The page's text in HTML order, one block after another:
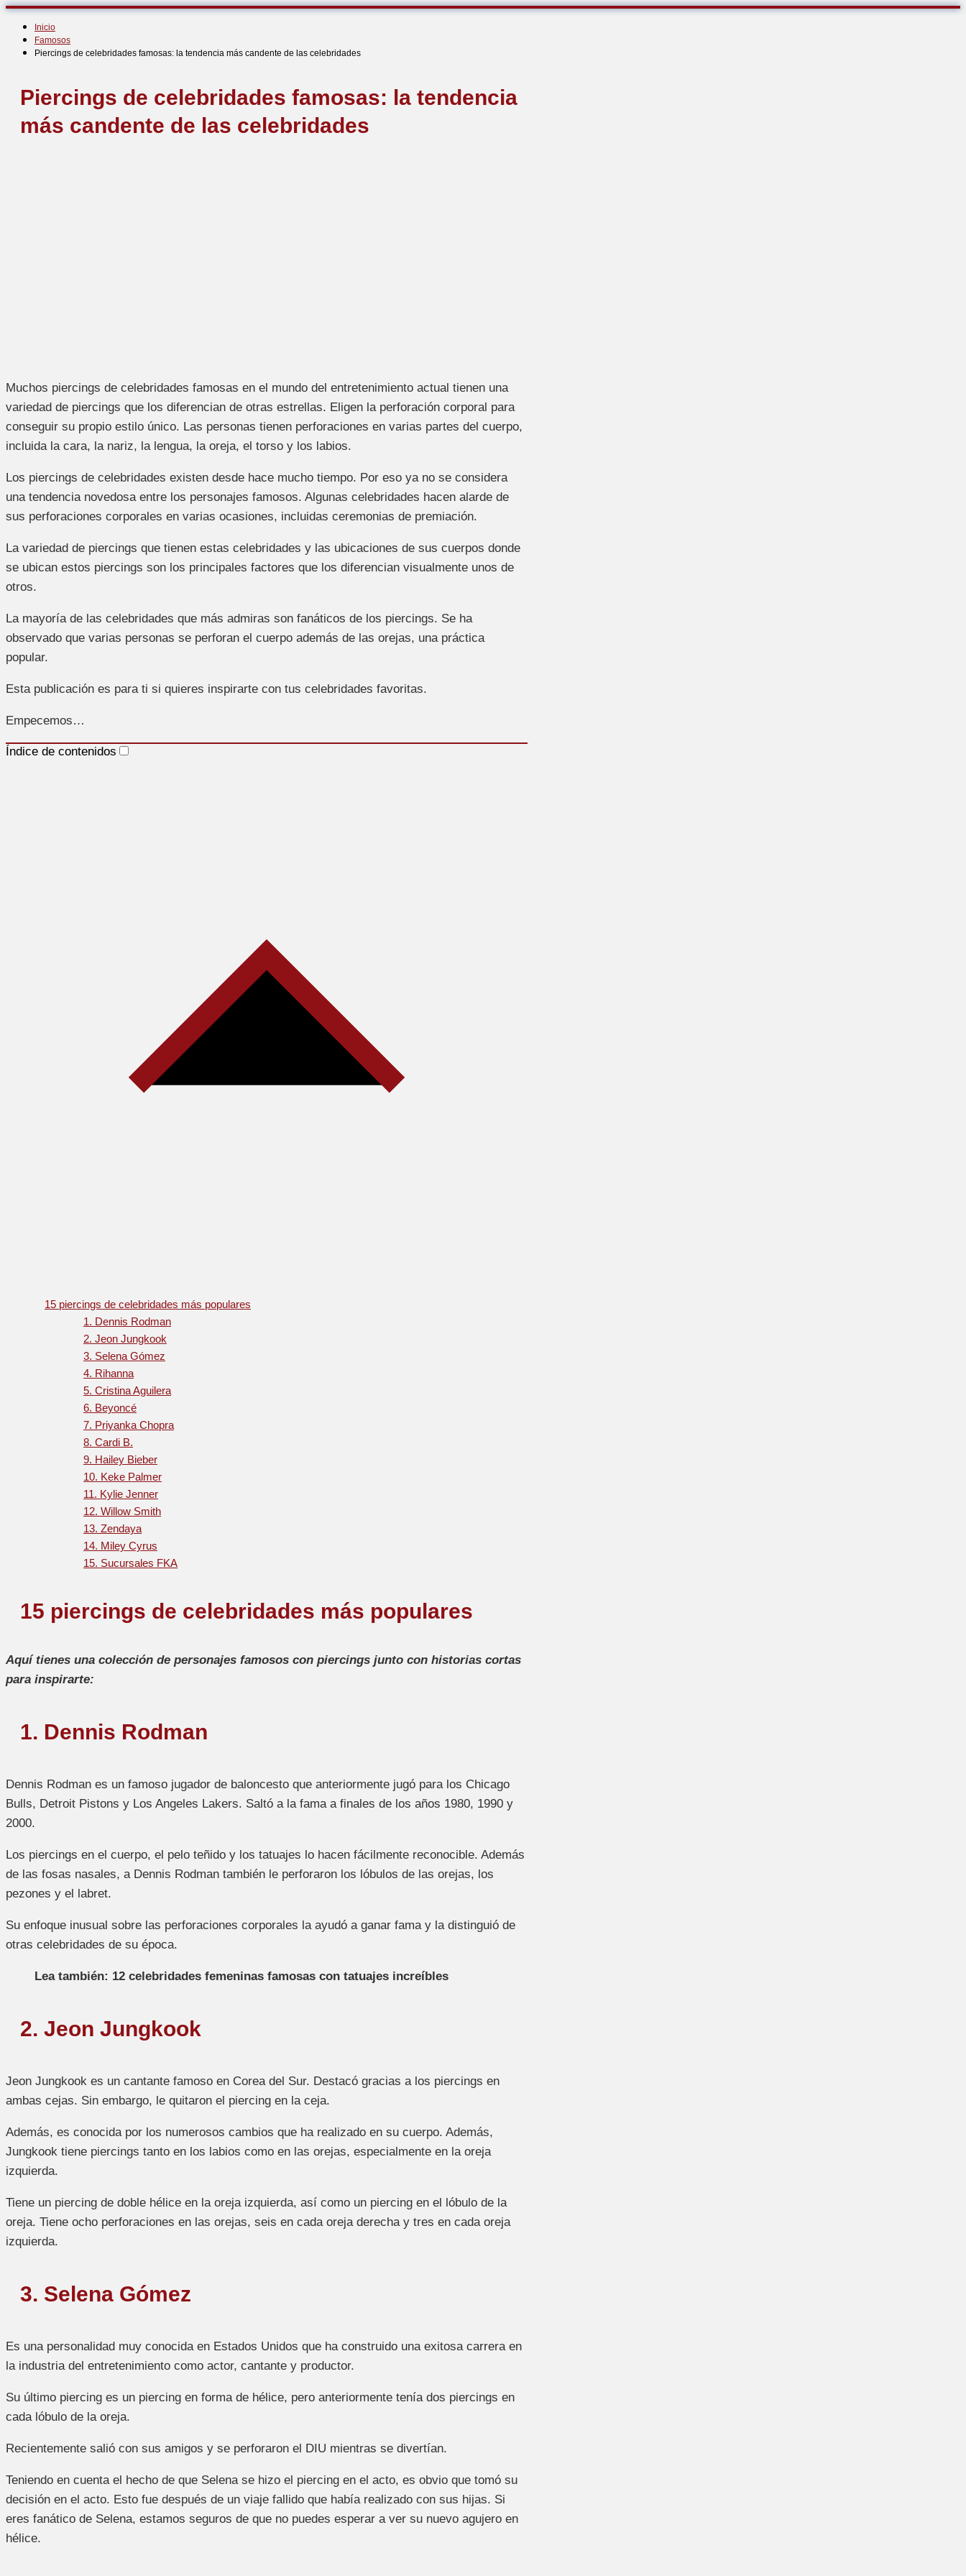
Inicio
Famosos
Piercings de celebridades famosas: la tendencia más candente de las celebridades
Piercings de celebridades famosas: la tendencia
más candente de las celebridades
Muchos piercings de celebridades famosas en el mundo del entretenimiento actual tienen una
variedad de piercings que los diferencian de otras estrellas. Eligen la perforación corporal para
conseguir su propio estilo único. Las personas tienen perforaciones en varias partes del cuerpo,
incluida la cara, la nariz, la lengua, la oreja, el torso y los labios.
Los piercings de celebridades existen desde hace mucho tiempo. Por eso ya no se considera
una tendencia novedosa entre los personajes famosos. Algunas celebridades hacen alarde de
sus perforaciones corporales en varias ocasiones, incluidas ceremonias de premiación.
La variedad de piercings que tienen estas celebridades y las ubicaciones de sus cuerpos donde
se ubican estos piercings son los principales factores que los diferencian visualmente unos de
otros.
La mayoría de las celebridades que más admiras son fanáticos de los piercings. Se ha
observado que varias personas se perforan el cuerpo además de las orejas, una práctica
popular.
Esta publicación es para ti si quieres inspirarte con tus celebridades favoritas.
Empecemos…
Índice de contenidos
15 piercings de celebridades más populares
1. Dennis Rodman
2. Jeon Jungkook
3. Selena Gómez
4. Rihanna
5. Cristina Aguilera
6. Beyoncé
7. Priyanka Chopra
8. Cardi B.
9. Hailey Bieber
10. Keke Palmer
11. Kylie Jenner
12. Willow Smith
13. Zendaya
14. Miley Cyrus
15. Sucursales FKA
15 piercings de celebridades más populares
Aquí tienes una colección de personajes famosos con piercings junto con historias cortas
para inspirarte:
1. Dennis Rodman
Dennis Rodman es un famoso jugador de baloncesto que anteriormente jugó para los Chicago
Bulls, Detroit Pistons y Los Angeles Lakers. Saltó a la fama a finales de los años 1980, 1990 y
2000.
Los piercings en el cuerpo, el pelo teñido y los tatuajes lo hacen fácilmente reconocible. Además
de las fosas nasales, a Dennis Rodman también le perforaron los lóbulos de las orejas, los
pezones y el labret.
Su enfoque inusual sobre las perforaciones corporales la ayudó a ganar fama y la distinguió de
otras celebridades de su época.
Lea también: 12 celebridades femeninas famosas con tatuajes increíbles
2. Jeon Jungkook
Jeon Jungkook es un cantante famoso en Corea del Sur. Destacó gracias a los piercings en
ambas cejas. Sin embargo, le quitaron el piercing en la ceja.
Además, es conocida por los numerosos cambios que ha realizado en su cuerpo. Además,
Jungkook tiene piercings tanto en los labios como en las orejas, especialmente en la oreja
izquierda.
Tiene un piercing de doble hélice en la oreja izquierda, así como un piercing en el lóbulo de la
oreja. Tiene ocho perforaciones en las orejas, seis en cada oreja derecha y tres en cada oreja
izquierda.
3. Selena Gómez
Es una personalidad muy conocida en Estados Unidos que ha construido una exitosa carrera en
la industria del entretenimiento como actor, cantante y productor.
Su último piercing es un piercing en forma de hélice, pero anteriormente tenía dos piercings en
cada lóbulo de la oreja.
Recientemente salió con sus amigos y se perforaron el DIU mientras se divertían.
Teniendo en cuenta el hecho de que Selena se hizo el piercing en el acto, es obvio que tomó su
decisión en el acto. Esto fue después de un viaje fallido que había realizado con sus hijas. Si
eres fanático de Selena, estamos seguros de que no puedes esperar a ver su nuevo agujero en
hélice.